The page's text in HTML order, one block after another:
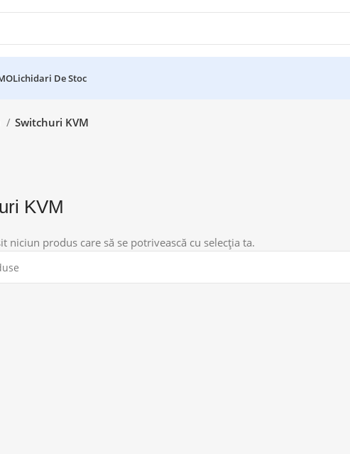
Lichidari De Stoc
Switchuri KVM
KVM
niciun produs care să se potrivească cu selecția ta.